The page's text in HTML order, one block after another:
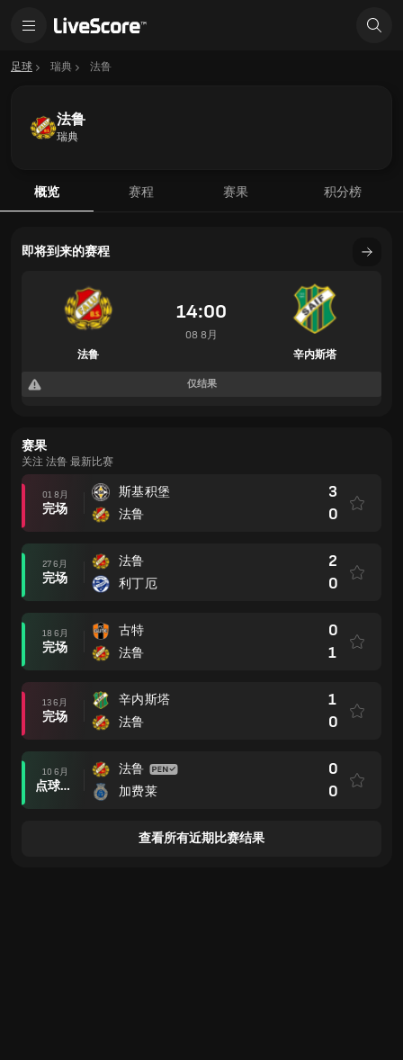
足球 瑞典 法鲁
法鲁
瑞典
概览 赛程 赛果 积分榜
即将到来的赛程
法鲁
14:00
08 8月
辛内斯塔
仅结果
赛果
关注 法鲁 最新比赛
01 8月
完场
斯基积堡
法鲁
3
0
27 6月
完场
法鲁
利丁厄
2
0
18 6月
完场
古特
法鲁
0
1
13 6月
完场
辛内斯塔
法鲁
1
0
10 6月
点球大战后
法鲁
加费莱
0
0
查看所有近期比赛结果